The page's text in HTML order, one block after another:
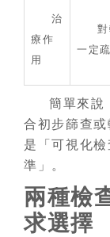
治
療作
用
一定
簡單來說
合初步篩查
是「可視化
準」。
兩種檢
求選擇